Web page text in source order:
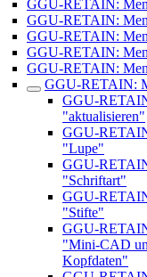
GGU-RETAIN:
GGU-RETAIN:
GGU-RETAIN:
GGU-RETAIN:
GGU-RETAIN:
GGU-RETAIN:
GGU-
"aktualisieren"
GGU-
"Lupe"
GGU-
"Schriftart"
GGU-
"Stifte"
GGU-
"Mini-CAD
Kopfdaten"